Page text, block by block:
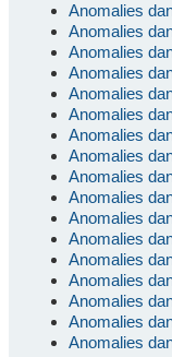
Anomalies
Anomalies
Anomalies
Anomalies
Anomalies
Anomalies
Anomalies
Anomalies
Anomalies
Anomalies
Anomalies
Anomalies
Anomalies
Anomalies
Anomalies
Anomalies
Anomalies